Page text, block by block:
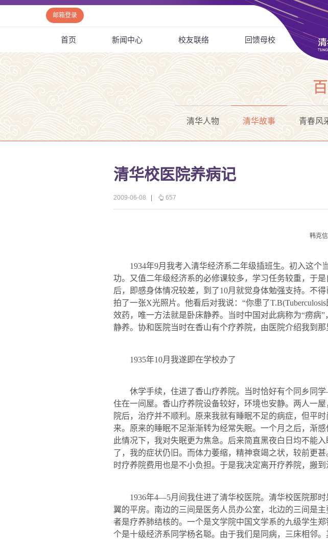
邮箱登录
首页 新闻中心 校友联络 回馈母校
清华人物 清华故事 青春风
清华校医院养病记
2009-06-08 657
韩克
1934年9月我考入清华经济系二年级插班生。初入这个
功。又值二年级经济系的必修课较多，学习任务较重，于是
后，即感身体情况较差，到了10月就觉身体勉强支持。不
拍了一张X光照片。他看后对我说：“你患了T.B(Tuberculosis
效药，唯一方法就是卧床静养。当时中国对此病称为“痨
静养。协和医院当时在香山有个疗养院，由医院介绍我到
1935年10月我遂即在学校办了
休学手续，住进了香山疗养院。当时恰好有个同乡同
住在一间屋。香山疗养院设备较好，环境也安静。两人一
院后，治疗并不顺利。原来我就有睡眠不足的病症，但平
来。原来的睡眠不足渐渐转为经常失眠。一个月之后，渐
此情况下，我对失眠更为焦急。后来简直黑夜白日均不能
了，我的症状仍旧。而体力萎缩，精神衰竭之状，较前更
时疗养院费用也是不小负担。于是我决定离开疗养院，搬到
1936年4—5月间我住进了清华校医院。清华校医院那
翼的平房。南边的三间是医务人员办公室，北边的三间是
者是疗养肺结核的。一个是文学院中国文学系的九级学生
个是十级经济系同学杨名聪。由于我们是同病，三床相邻。